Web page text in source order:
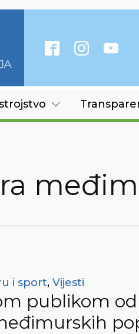
i sport, Vijesti
publikom